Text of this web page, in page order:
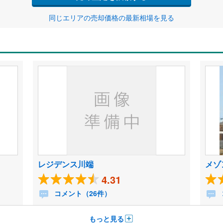
同じエリアの売却価格の最新相場を見る
レジデンス川端
4.31
コメント（26件）
メ
もっと見る